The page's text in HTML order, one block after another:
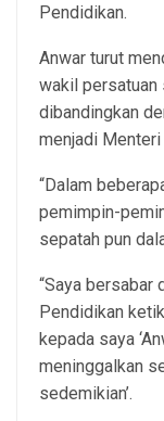
Pendidikan.
Anwar turut
wakil persatuan
dibandingkan
menjadi
“Dalam
pemimpin-
sepatah pun
“Saya bersabar
Pendidikan
kepada saya
meninggalkan
sedemikian’.